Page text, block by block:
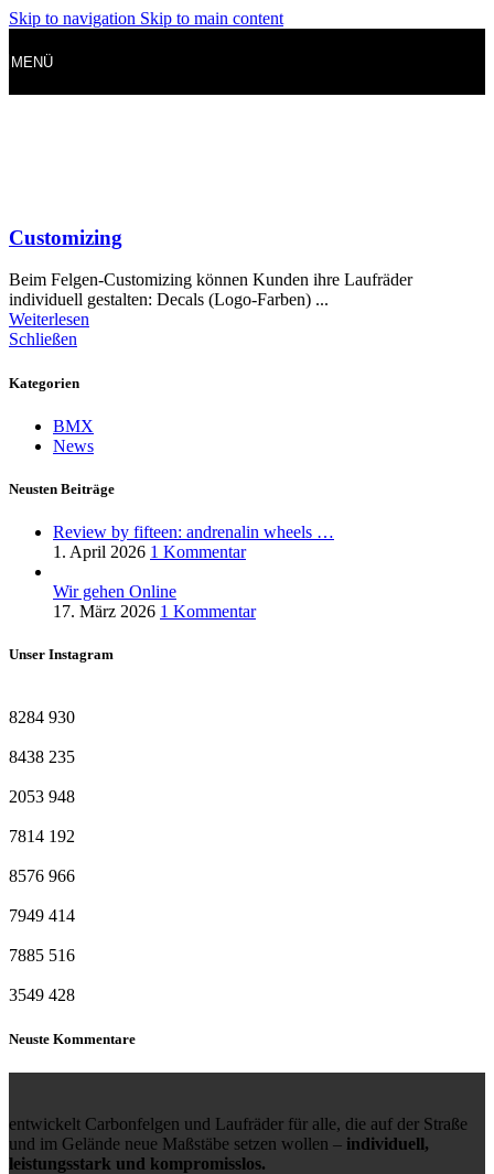
Skip to navigation Skip to main content
MENÜ
Customizing
Beim Felgen-Customizing können Kunden ihre Laufräder
individuell gestalten: Decals (Logo-Farben) ...
Weiterlesen
Schließen
Kategorien
BMX
News
Neusten Beiträge
Review by fifteen: andrenalin wheels …
1. April 2026 1 Kommentar
Wir gehen Online
17. März 2026 1 Kommentar
Unser Instagram
8284 930
8438 235
2053 948
7814 192
8576 966
7949 414
7885 516
3549 428
Neuste Kommentare
entwickelt Carbonfelgen und Laufräder für alle, die auf der Straße
und im Gelände neue Maßstäbe setzen wollen – individuell,
leistungsstark und kompromisslos.